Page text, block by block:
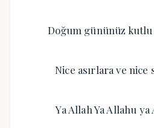
Doğum gününüz
Nice asırlara ve nice
Ya Allah Ya Allahu